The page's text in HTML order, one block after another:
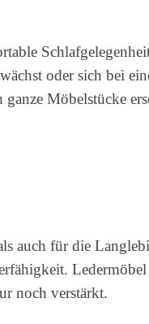
oder sich bei
Möbelstücke
auch für die
noch verstärkt.